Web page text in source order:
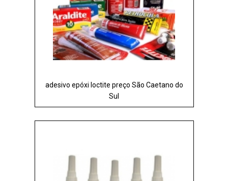
adesivo epóxi loctite preço São Caetano do
Sul